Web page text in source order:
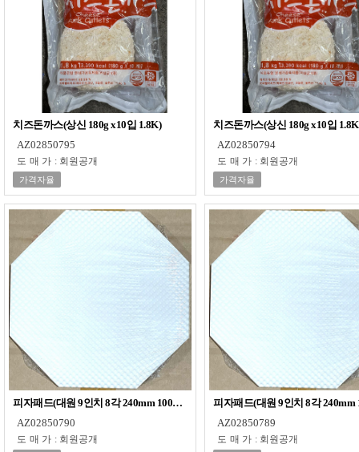
치즈돈까스(상신 180g x10입 1.8K)
AZ02850795
도매가 : 회원공개
가격자율
치즈돈까스(상신 180g x10입
AZ02850794
도매가 : 회원공개
가격자율
피자패드(대원 9인치 8각 240mm 100매입)
AZ02850790
도매가 : 회원공개
피자패드(대원 9인치 8각 240mm
AZ02850789
도매가 : 회원공개